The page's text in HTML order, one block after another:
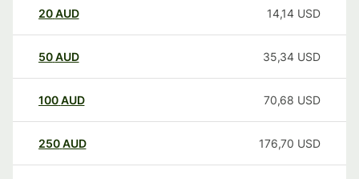
20AUD 14,14 USD
50AUD 35,34 USD
100AUD 70,68 USD
250AUD 176,70 USD